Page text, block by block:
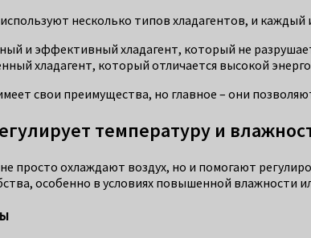
несколько типов хладагентов, и каждый
и эффективный хладагент, который не
хладагент, который отличается высокой
свои преимущества, но главное – они
температуру и
просто охлаждают воздух, но и помогают
особенно в условиях повышенной влажности